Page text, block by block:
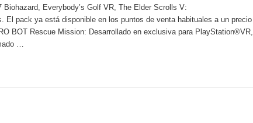
Everybody’s Golf VR, The Elder Scrolls V:
El pack ya está disponible en los puntos de venta habituales a un precio
BOT Rescue Mission: Desarrollado en exclusiva para PlayStation®VR,
…